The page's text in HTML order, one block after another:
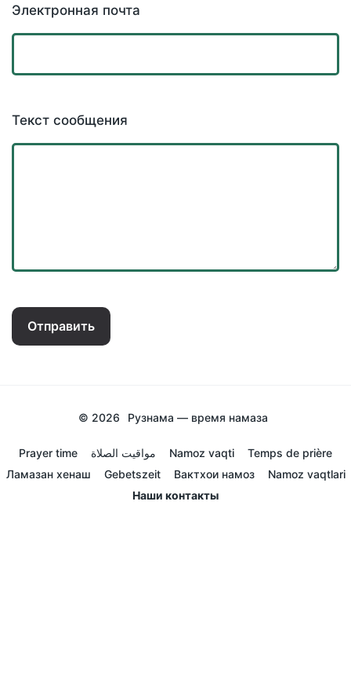
Электронная почта
Текст сообщения
Отправить
© 2026 Рузнама — время намаза
Prayer time مواقيت الصلاة Namoz vaqti
Temps de prière
Ламазан хенаш
Gebetszeit Вактхои намоз
Namoz vaqtlari
Наши контакты